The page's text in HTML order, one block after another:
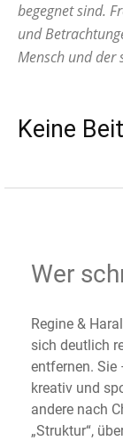
begegnet sind.
und
Mensch und der
Keine
Wer
Regine &
sich deutlich
entfernen. Sie
kreativ und
andere nach
„Struktur“,